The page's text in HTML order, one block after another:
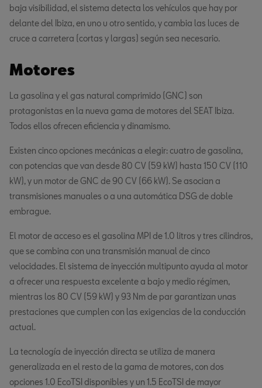
baja visibilidad, el sistema detecta los vehículos que hay por
delante del Ibiza, en uno u otro sentido, y cambia las luces de
cruce a carretera (cortas y largas) según sea necesario.
Motores
La gasolina y el gas natural comprimido (GNC) son
protagonistas en la nueva gama de motores del SEAT Ibiza.
Todos ellos ofrecen eficiencia y dinamismo.
Existen cinco opciones mecánicas a elegir: cuatro de gasolina,
con potencias que van desde 80 CV (59 kW) hasta 150 CV (110
kW), y un motor de GNC de 90 CV (66 kW). Se asocian a
transmisiones manuales o a una automática DSG de doble
embrague.
El motor de acceso es el gasolina MPI de 1.0 litros y tres cilindros,
que se combina con una transmisión manual de cinco
velocidades. El sistema de inyección multipunto ayuda al motor
a ofrecer una respuesta excelente a bajo y medio régimen,
mientras los 80 CV (59 kW) y 93 Nm de par garantizan unas
prestaciones que cumplen con las exigencias de la conducción
actual.
La tecnología de inyección directa se utiliza de manera
generalizada en el resto de la gama de motores, con dos
opciones 1.0 EcoTSI disponibles y un 1.5 EcoTSI de mayor